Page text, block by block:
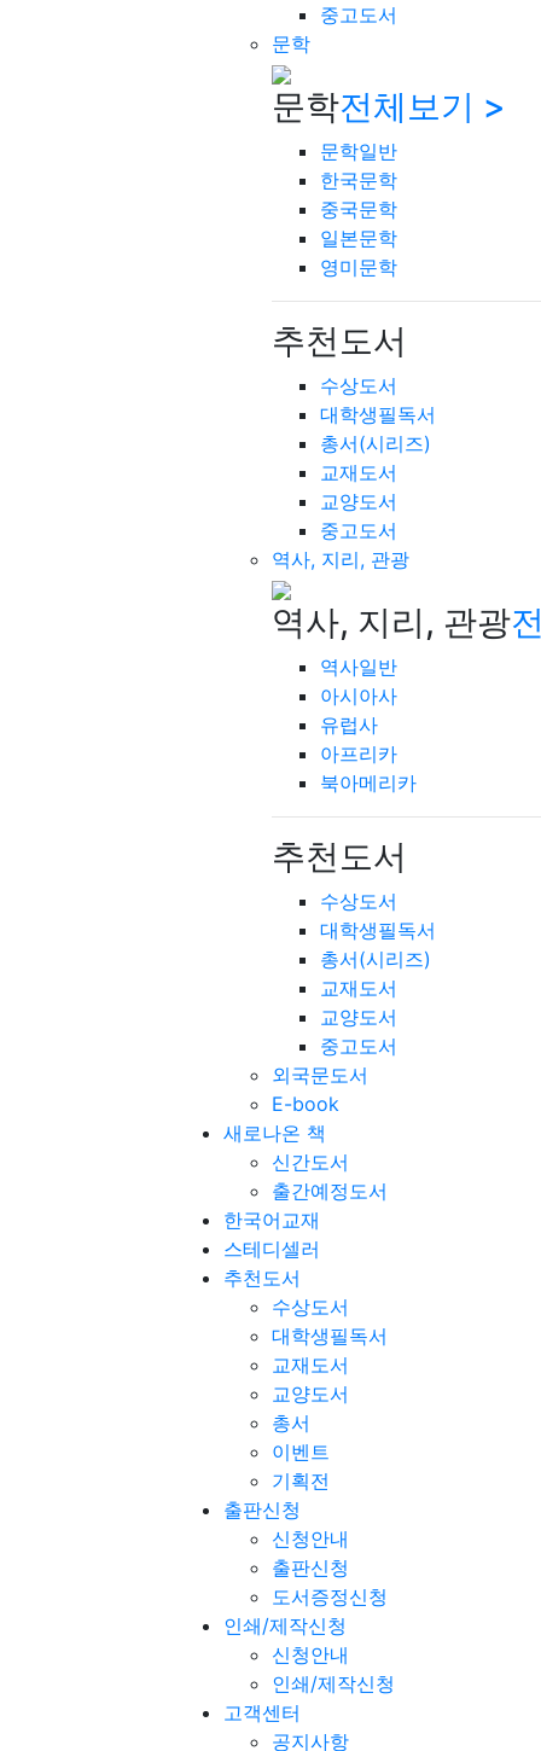
중고도서
문학
문학전체보기 >
문학일반
한국문학
중국문학
일본문학
영미문학
추천도서
수상도서
대학생필독서
총서(시리즈)
교재도서
교양도서
중고도서
역사, 지리, 관광
역사, 지리, 관광
역사일반
아시아사
유럽사
아프리카
북아메리카
추천도서
수상도서
대학생필독서
총서(시리즈)
교재도서
교양도서
중고도서
외국문도서
E-book
새로나온 책
신간도서
출간예정도서
한국어교재
스테디셀러
추천도서
수상도서
대학생필독서
교재도서
교양도서
총서
이벤트
기획전
출판신청
신청안내
출판신청
도서증정신청
인쇄/제작신청
신청안내
인쇄/제작신청
고객센터
공지사항